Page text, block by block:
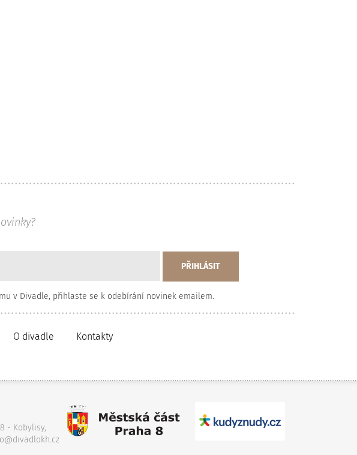
v Divadle, přihlaste se k odebírání novinek emailem.
O divadle Kontakty
- Kobylisy,